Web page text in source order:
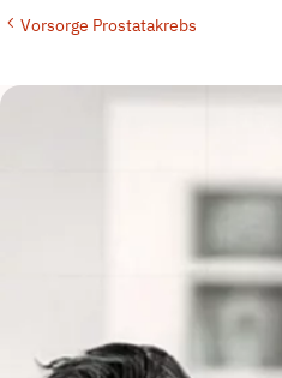
Vorsorge Prostatakrebs